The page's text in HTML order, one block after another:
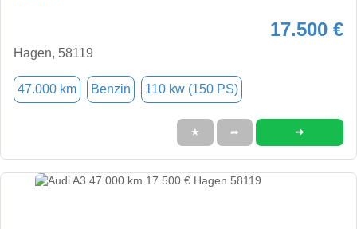
17.500 €
Hagen, 58119
47.000 km Benzin 110 kw (150 PS)
★ ➦ ➜